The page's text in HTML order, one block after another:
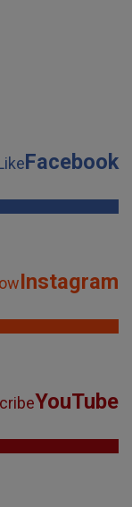
Facebook
Instagram
YouTube